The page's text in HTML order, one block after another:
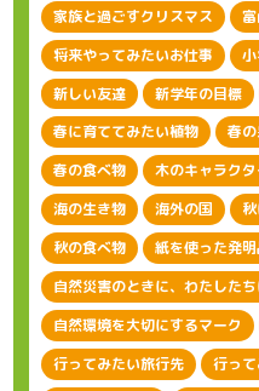
家族と過ごすクリスマス
将来やってみたいお仕事
新しい友達
新学年の目標
春に育ててみたい植物
春
春の食べ物
木のキャラクタ
海の生き物
海外の国
秋の食べ物
紙を使った発明
自然災害のときに、わたした
自然環境を大切にするマーク
行ってみたい旅行先
行っ